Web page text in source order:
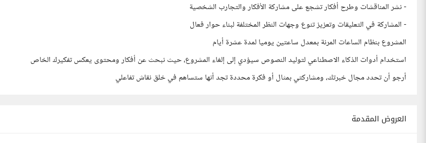
- نشر المناقشات وطرح أفكار تشجع على مشاركة الأفكار والتجارب الشخصية
- المشاركة في التعليقات وتعزيز تنوع وجهات النظر المختلفة لبناء حوار فعال
المشروع بنظام الساعات المرنة بمعدل ساعتين يوميا لمدة عشرة أيام
استخدام أدوات الذكاء الاصطناعي لتوليد النصوص سيؤدي إلى إلغاء المشروع، حيث نبحث عن أفكار ومحتوى يعكس تفكيرك الخاص
أرجو أن تحدد مجال خبرتك، ومشاركتي بمثال أو فكرة محددة تجد أنها ستساهم في خلق نقاش تفاعلي
العروض المقدمة